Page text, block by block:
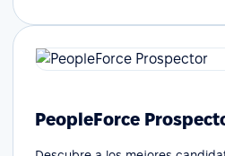
PeopleForce